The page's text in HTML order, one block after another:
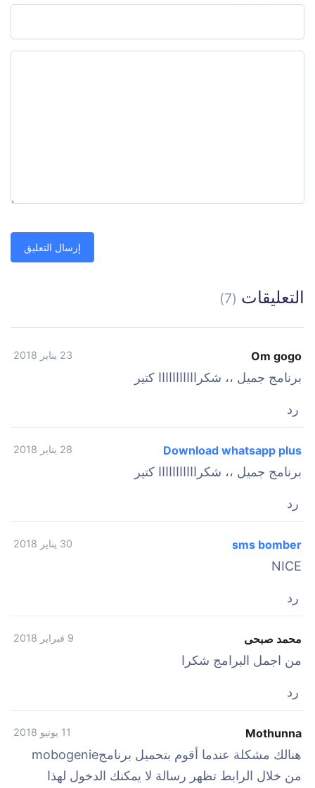
التعليقات (7)
Om gogo 23 يناير 2018
برنامج جميل ،، شكرااااااااااا كتير
رد
Download whatsapp plus 28 يناير 2018
برنامج جميل ،، شكرااااااااااا كتير
رد
sms bomber 30 يناير 2018
NICE
رد
محمد صبحى 9 فبراير 2018
من اجمل البرامج شكرا
رد
Mothunna 11 يونيو 2018
هنالك مشكلة عندما أقوم بتحميل برنامجmobogenie
من خلال الرابط تظهر رسالة لا يمكنك الدخول لهذا